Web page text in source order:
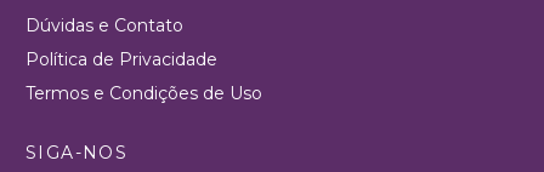
Dúvidas e Contato
Política de Privacidade
Termos e Condições de Uso
SIGA-NOS